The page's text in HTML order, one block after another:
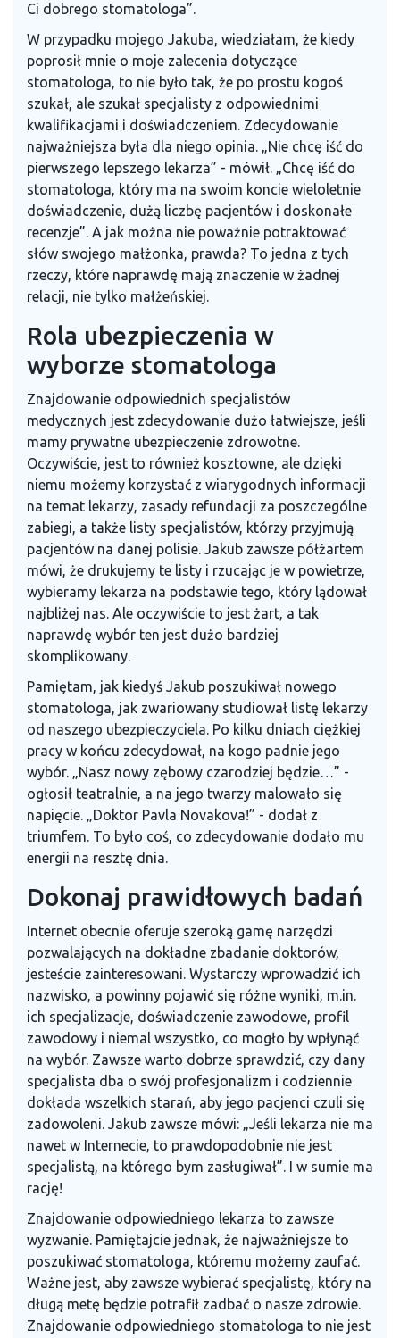
Ci dobrego stomatologa”.
W przypadku mojego Jakuba, wiedziałam, że kiedy
poprosił mnie o moje zalecenia dotyczące
stomatologa, to nie było tak, że po prostu kogoś
szukał, ale szukał specjalisty z odpowiednimi
kwalifikacjami i doświadczeniem. Zdecydowanie
najważniejsza była dla niego opinia. „Nie chcę iść do
pierwszego lepszego lekarza” - mówił. „Chcę iść do
stomatologa, który ma na swoim koncie wieloletnie
doświadczenie, dużą liczbę pacjentów i doskonałe
recenzje”. A jak można nie poważnie potraktować
słów swojego małżonka, prawda? To jedna z tych
rzeczy, które naprawdę mają znaczenie w żadnej
relacji, nie tylko małżeńskiej.
Rola ubezpieczenia w
wyborze stomatologa
Znajdowanie odpowiednich specjalistów
medycznych jest zdecydowanie dużo łatwiejsze, jeśli
mamy prywatne ubezpieczenie zdrowotne.
Oczywiście, jest to również kosztowne, ale dzięki
niemu możemy korzystać z wiarygodnych informacji
na temat lekarzy, zasady refundacji za poszczególne
zabiegi, a także listy specjalistów, którzy przyjmują
pacjentów na danej polisie. Jakub zawsze półżartem
mówi, że drukujemy te listy i rzucając je w powietrze,
wybieramy lekarza na podstawie tego, który lądował
najbliżej nas. Ale oczywiście to jest żart, a tak
naprawdę wybór ten jest dużo bardziej
skomplikowany.
Pamiętam, jak kiedyś Jakub poszukiwał nowego
stomatologa, jak zwariowany studiował listę lekarzy
od naszego ubezpieczyciela. Po kilku dniach ciężkiej
pracy w końcu zdecydował, na kogo padnie jego
wybór. „Nasz nowy zębowy czarodziej będzie…” -
ogłosił teatralnie, a na jego twarzy malowało się
napięcie. „Doktor Pavla Novakova!” - dodał z
triumfem. To było coś, co zdecydowanie dodało mu
energii na resztę dnia.
Dokonaj prawidłowych badań
Internet obecnie oferuje szeroką gamę narzędzi
pozwalających na dokładne zbadanie doktorów,
jesteście zainteresowani. Wystarczy wprowadzić ich
nazwisko, a powinny pojawić się różne wyniki, m.in.
ich specjalizacje, doświadczenie zawodowe, profil
zawodowy i niemal wszystko, co mogło by wpłynąć
na wybór. Zawsze warto dobrze sprawdzić, czy dany
specjalista dba o swój profesjonalizm i codziennie
dokłada wszelkich starań, aby jego pacjenci czuli się
zadowoleni. Jakub zawsze mówi: „Jeśli lekarza nie ma
nawet w Internecie, to prawdopodobnie nie jest
specjalistą, na którego bym zasługiwał”. I w sumie ma
rację!
Znajdowanie odpowiedniego lekarza to zawsze
wyzwanie. Pamiętajcie jednak, że najważniejsze to
poszukiwać stomatologa, któremu możemy zaufać.
Ważne jest, aby zawsze wybierać specjalistę, który na
długą metę będzie potrafił zadbać o nasze zdrowie.
Znajdowanie odpowiedniego stomatologa to nie jest